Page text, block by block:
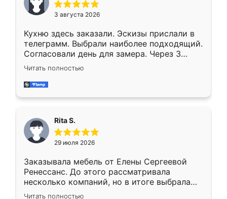
3 августа 2026
Кухню здесь заказали. Эскизы прислали в
телеграмм. Выбрали наиболее подходящий.
Согласовали день для замера. Через 3
недели кухня была уже готова. Остались
довольны работой. Спасибо Ренессанс
мебель за качественную работу!
Читать полностью
Rita S.
29 июля 2026
Заказывала мебель от Елены Сергеевой
Ренессанс. До этого рассматривала
несколько компаний, но в итоге выбрала
эту. Сначала обговорили условия, потом
Читать полностью